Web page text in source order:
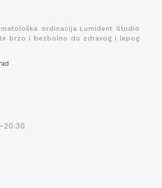
ordinacija Lumident Studio
brzo i bezbolno do zdravog i lepog
20:30